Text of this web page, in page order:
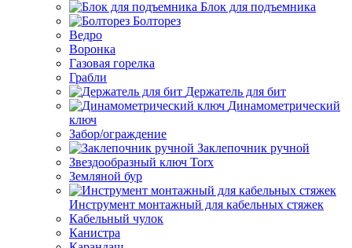
Блок для подъемника
Болторез
Ведро
Воронка
Газовая горелка
Грабли
Держатель для бит
Динамометрический
ключ
Забор/ограждение
Заклепочник ручной
Звездообразный ключ Torx
Земляной бур
Инструмент монтажный для кабельных стяжек
Кабельный чулок
Канистра